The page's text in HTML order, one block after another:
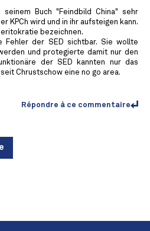
Buch "Feindbild China" sehr
KPCh wird und in ihr aufsteigen kann.
bezeichnen.
Fehler der SED sichtbar. Sie wollte
und protegierte damit nur den
der SED kannten nur das
Chrustschow eine no go area.
Répondre à ce commentaire